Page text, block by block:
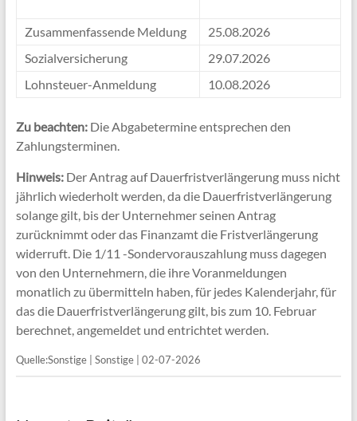
Zusammenfassende Meldung
25.08.2026
Sozialversicherung
29.07.2026
Lohnsteuer-Anmeldung
10.08.2026
Zu beachten:Die Abgabetermine entsprechen den
Zahlungsterminen.
Hinweis:Der Antrag auf Dauerfristverlängerung muss nicht
jährlich wiederholt werden, da die Dauerfristverlängerung
solange gilt, bis der Unternehmer seinen Antrag
zurücknimmt oder das Finanzamt die Fristverlängerung
widerruft. Die 1/11 -Sondervorauszahlung muss dagegen
von den Unternehmern, die ihre Voranmeldungen
monatlich zu übermitteln haben, für jedes Kalenderjahr, für
das die Dauerfristverlängerung gilt, bis zum 10. Februar
berechnet, angemeldet und entrichtet werden.
Quelle:Sonstige | Sonstige | 02-07-2026